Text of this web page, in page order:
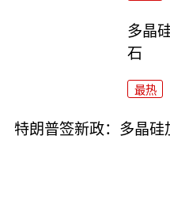
多晶
石
最热
特朗普签新政：多晶硅